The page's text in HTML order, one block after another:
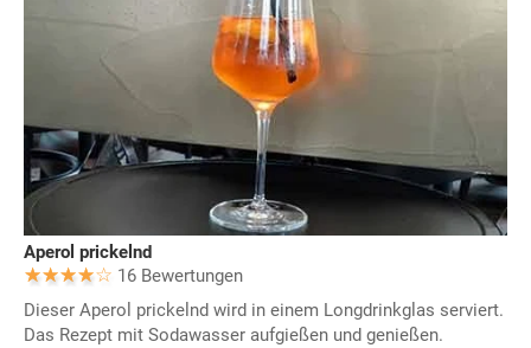
Aperol prickelnd
16 Bewertungen
Dieser Aperol prickelnd wird in einem Longdrinkglas serviert.
Das Rezept mit Sodawasser aufgießen und genießen.